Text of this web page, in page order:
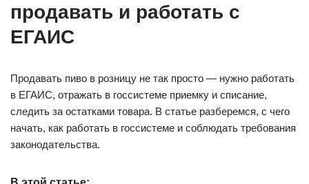
продавать и работать с
ЕГАИС
Продавать пиво в розницу не так просто — нужно работать
в ЕГАИС, отражать в госсистеме приемку и списание,
следить за остатками товара. В статье разберемся, с чего
начать, как работать в госсистеме и соблюдать требования
законодательства.